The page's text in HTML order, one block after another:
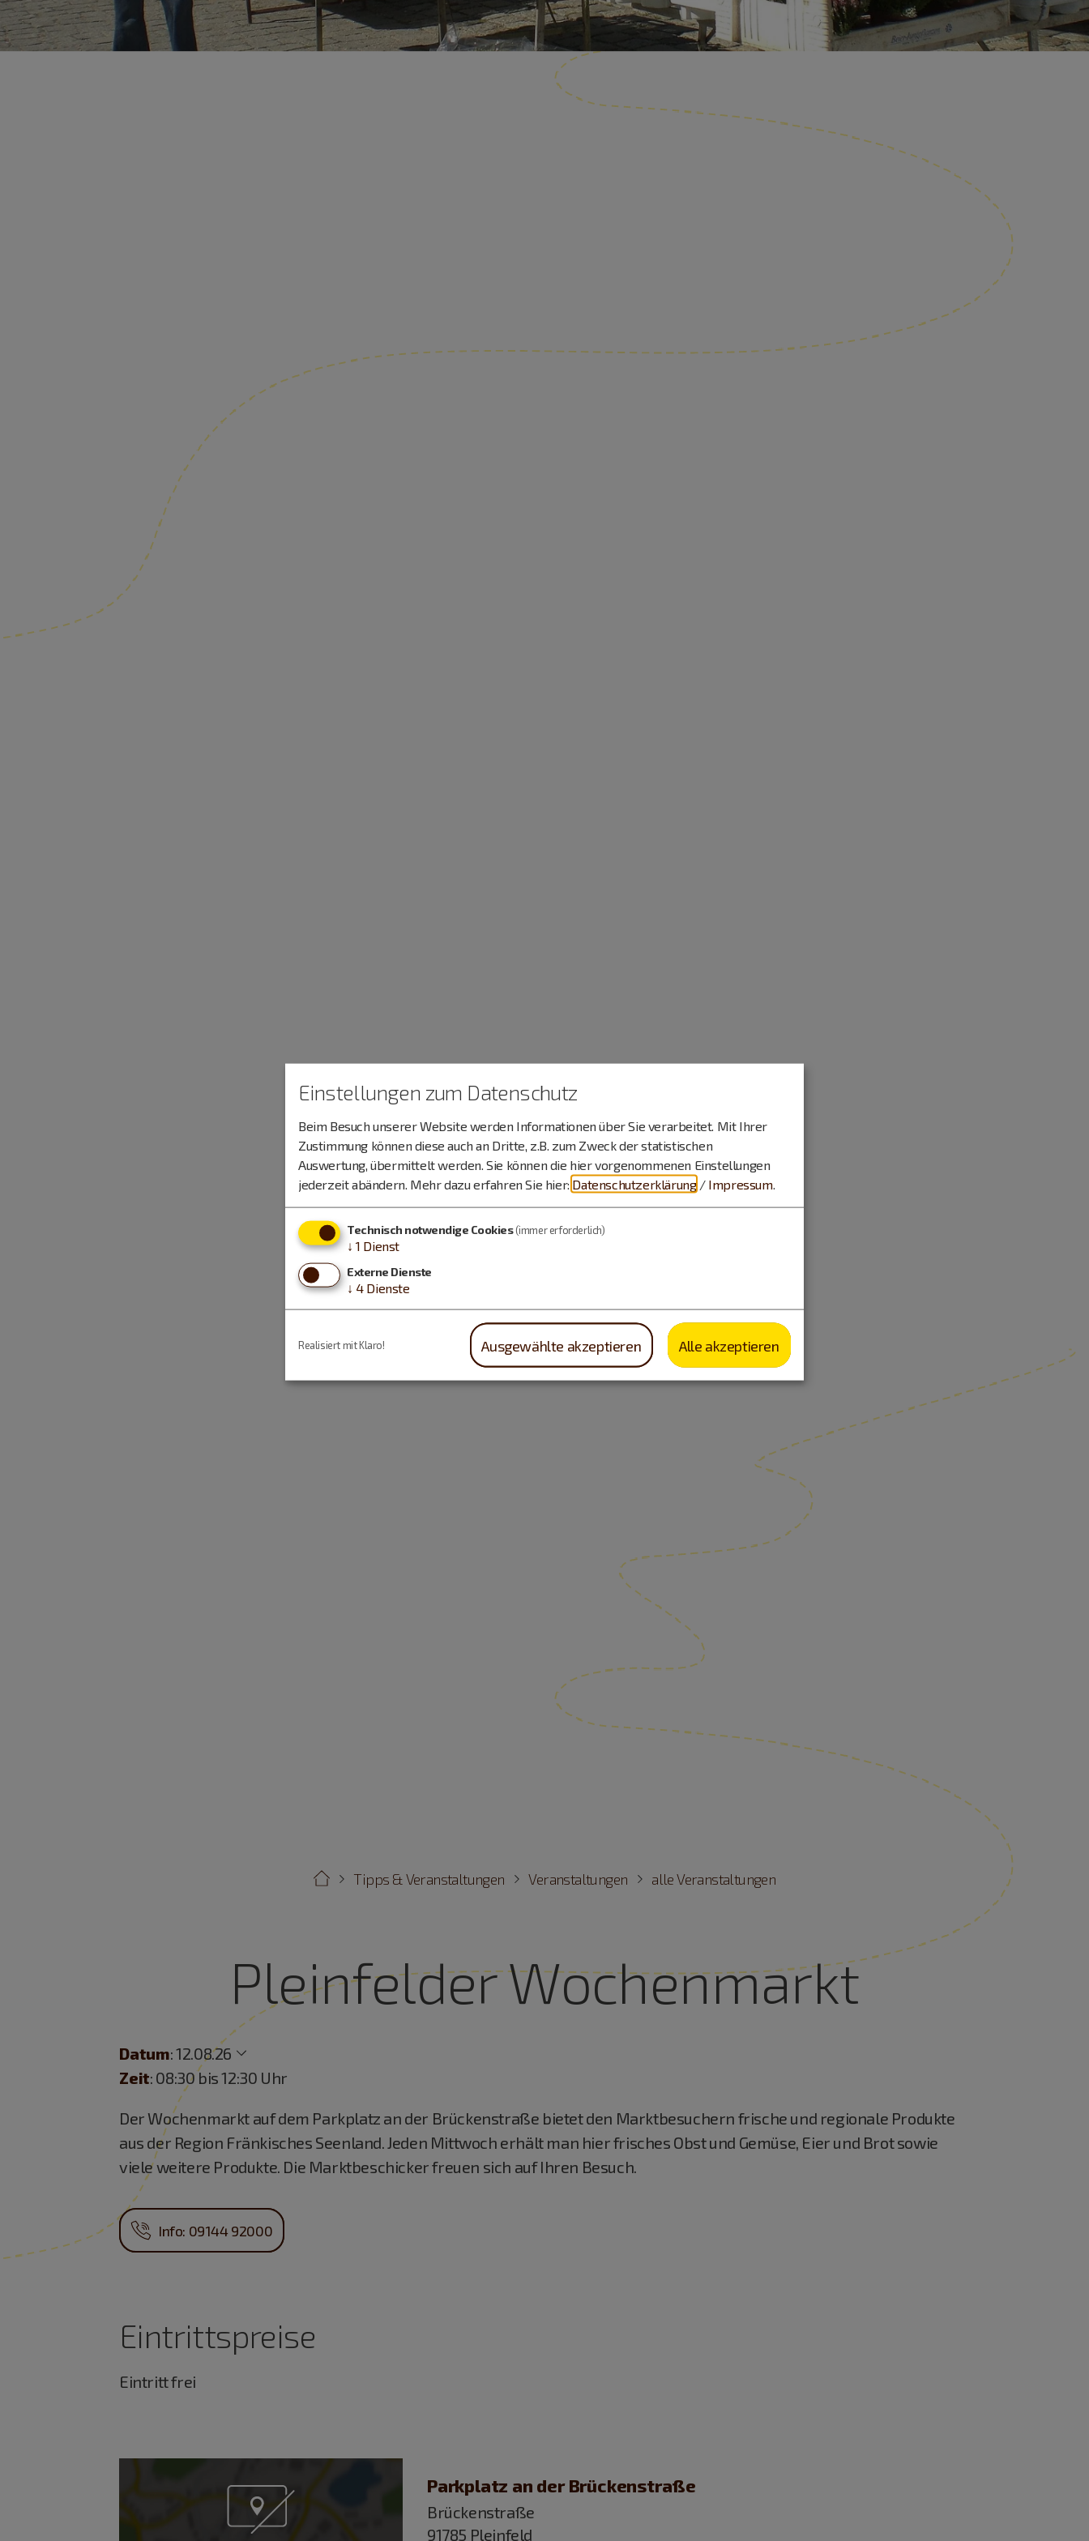
alle Veranstaltungen
Veranstaltungen
Tipps & Veranstaltungen
Pleinfelder Wochenmarkt
Datum:12.08.26
Zeit: 08:30 bis 12:30 Uhr
Der Wochenmarkt auf dem Parkplatz an der Brückenstraße bietet den Marktbesuchern frische und regionale Produkte
aus der Region Fränkisches Seenland. Jeden Mittwoch erhält man hier frisches Obst und Gemüse, Eier und Brot sowie
viele weitere Produkte. Die Marktbeschicker freuen sich auf Ihren Besuch.
Info: 09144 92000
Eintrittspreise
Eintritt frei
Parkplatz an der Brückenstraße
Brückenstraße
91785 Pleinfeld
Einstellungen zum Datenschutz
Beim Besuch unserer Website werden Informationen über Sie verarbeitet. Mit Ihrer
Zustimmung können diese auch an Dritte, z.B. zum Zweck der statistischen
Auswertung, übermittelt werden. Sie können die hier vorgenommenen Einstellungen
jederzeit abändern. Mehr dazu erfahren Sie hier: Datenschutzerklärung / Impressum.
Technisch notwendige Cookies(immer erforderlich)
↓ 1 Dienst
Externe Dienste
↓ 4 Dienste
Ausgewählte akzeptieren Alle akzeptieren
Realisiert mit Klaro!